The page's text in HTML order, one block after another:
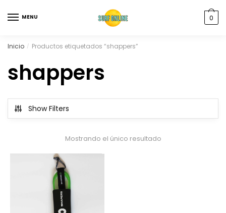
MENU 0
Inicio / Productos etiquetados “shappers”
shappers
Show Filters
Mostrando el único resultado